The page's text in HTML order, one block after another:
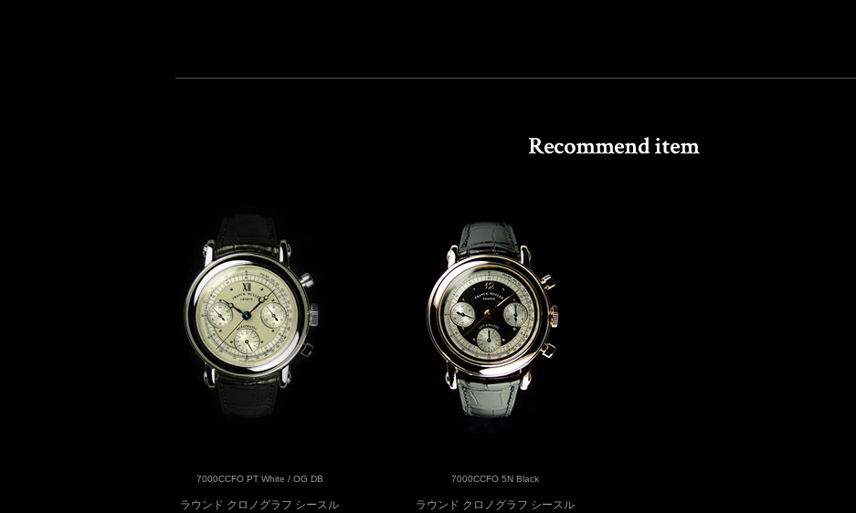
7000CCFO PT White / OG DB
ラウンド クロノグラフ シースル
7000CCFO 5N Black
ラウンド クロノグラフ シースル